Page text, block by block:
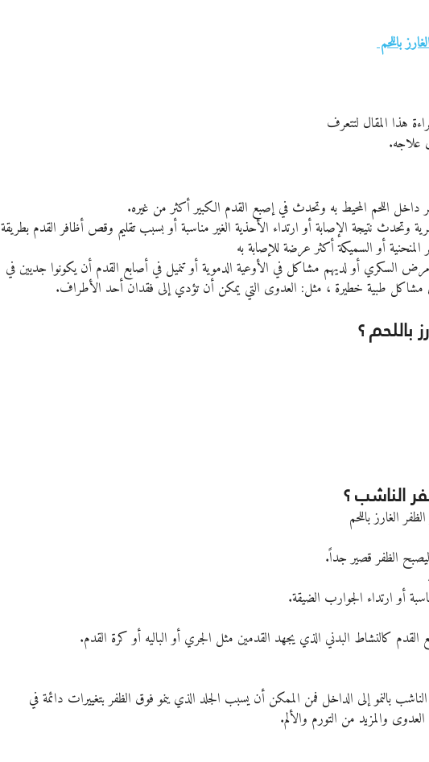
باللحم
هذا المقال لتتعرف
اللحم المحيط به وتحدث في إصبع القدم الكبير أكثر من غيره.
وتحدث نتيجة الإصابة أو ارتداء الأحذية الغير مناسبة أو بسبب تقليم وقص أظافر القدم بطريقة
أو السميكة أكثر عرضة للإصابة به
السكري أو لديهم مشاكل في الأوعية الدموية أو تنميل في أصابع القدم أن يكونوا جديين في
مشاكل طبية خطيرة ، مثل: العدوى التي يمكن أن تؤدي إلى فقدان أحد الأطراف.
باللحم ؟
الناشب ؟
الغارز باللحم
الظفر قصير جداً.
أو ارتداء الجوارب الضيقة.
القدم كالنشاط البدني الذي يجهد القدمين مثل الجري أو الباليه أو كرة القدم.
بالنمو إلى الداخل فمن الممكن أن يسبب الجلد الذي ينمو فوق الظفر بتغييرات دائمة في
والمزيد من التورم والألم.